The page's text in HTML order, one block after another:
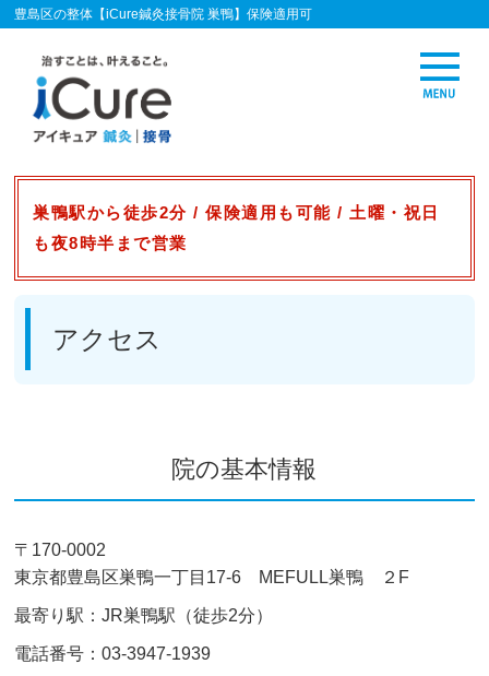
豊島区の整体【iCure鍼灸接骨院 巣鴨】保険適用可
巣鴨駅から徒歩2分 / 保険適用も可能 / 土曜・祝日
も夜8時半まで営業
アクセス
院の基本情報
〒170-0002
東京都豊島区巣鴨一丁目17-6 MEFULL巣鴨 ２F
最寄り駅：JR巣鴨駅（徒歩2分）
電話番号：03-3947-1939